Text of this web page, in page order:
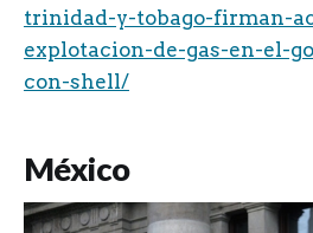
trinidad-y-tobago-firman-
explotacion-de-gas-en-el-
con-shell/
México